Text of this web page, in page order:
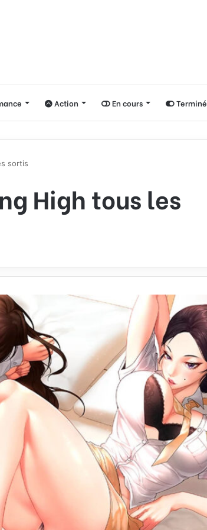
Action En cours Terminé
sortis
High tous les